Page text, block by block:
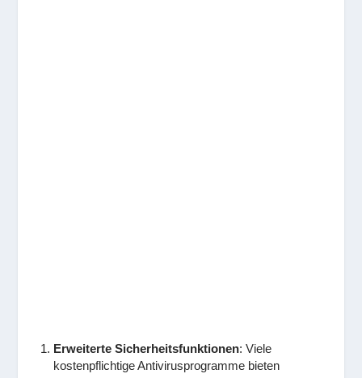
Erweiterte Sicherheitsfunktionen: Viele
kostenpflichtige Antivirusprogramme bieten